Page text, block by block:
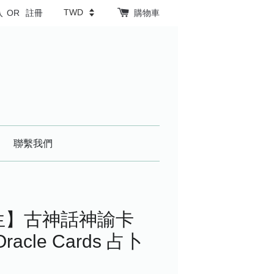
OR 註冊 購物車
聯繫我們
古神話神諭卡
Cards 占卜